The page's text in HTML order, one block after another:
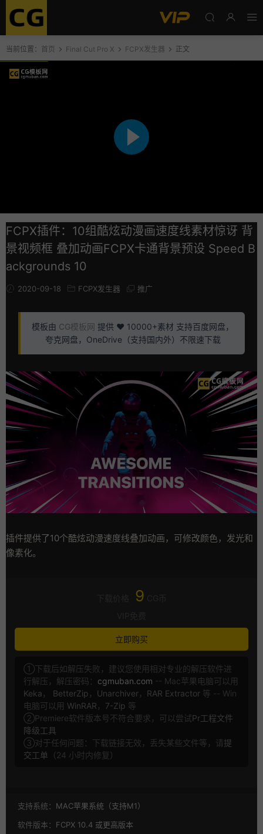
当前位置： 首页 Final Cut Pro X FCPX发生器 正文
FCPX插件：10组酷炫动漫画速度线素材惊讶 背
景视频框 叠加动画FCPX卡通背景预设 Speed B
ackgrounds 10
2020-09-18 FCPX发生器 推广
模板由 CG模板网 提供 ❤️ 10000+素材 支持百度网盘，
夸克网盘，OneDrive（支持国内外）不限速下载
插件提供了10个酷炫动漫速度线叠加动画，可修改颜色，发光和
像素化。
9
立即购买
①下载后如解压失败，建议您使用相对专业的解压软件进
行解压，解压密码： cgmuban.com -- Mac苹果电脑可以用
Keka ， BetterZip ， Unarchiver， RAR Extractor 等 -- Win
电脑可以用 WinRAR ， 7-Zip 等
②Premiere软件版本号不符合要求，可以尝试Pr工程文件
降级工具
③对于任何问题：下载链接无效，丢失某些文件等，请提
交工单 （24 小时内修复）
支持系统： MAC苹果系统（支持M1）
软件版本： FCPX 10.4 或更高版本